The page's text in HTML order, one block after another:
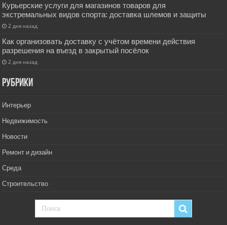
Курьерские услуги для магазинов товаров для
экстремальных видов спорта: доставка шлемов и защиты
2 дня назад
Как организовать доставку с учётом времени действия
разрешения на въезд в закрытый посёлок
2 дня назад
РУбрики
Интерьер
Недвижимость
Новости
Ремонт и дизайн
Среда
Строительство